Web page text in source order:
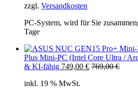
zzgl. Versandkosten
PC-System, wird für Sie
Tage
Plus Mini-PC (Intel Core Ultra /
& KI-fähig 749,00 € 769,00€
inkl. 19 % MwSt.